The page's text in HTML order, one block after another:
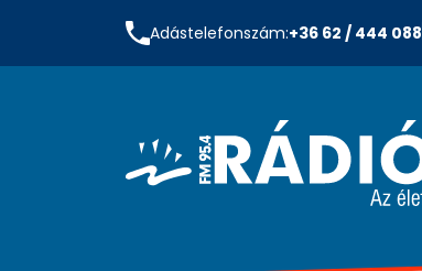
Adástelefonszám:+36 62 / 444 088